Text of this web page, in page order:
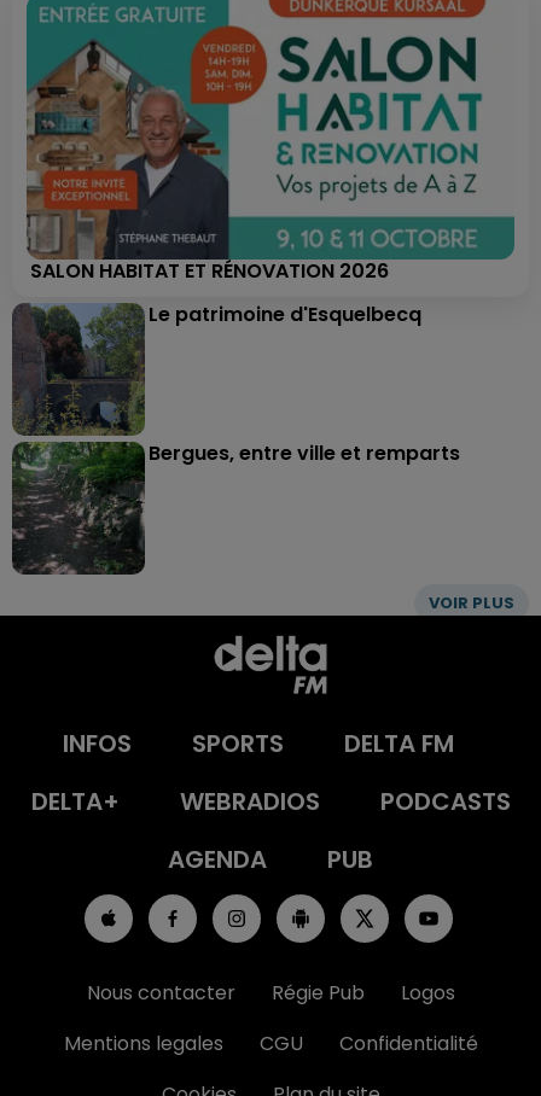
VOIR PLUS
SALON HABITAT ET RÉNOVATION 2026
Le patrimoine d'Esquelbecq
Bergues, entre ville et remparts
INFOS SPORTS
DELTA FM
DELTA+
WEBRADIOS
PODCASTS
AGENDA
PUB
Nous contacter Régie Pub
Logos
Mentions legales
CGU
Confidentialité